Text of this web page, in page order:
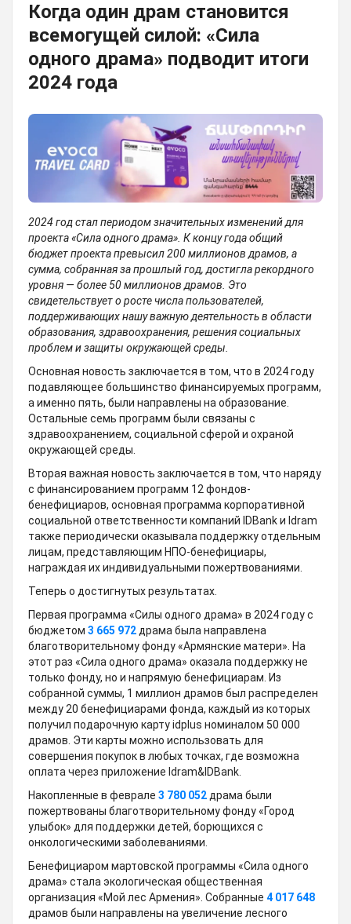
Когда один драм становится
всемогущей силой: «Сила
одного драма» подводит итоги
2024 года
2024 год стал периодом значительных изменений для
проекта «Сила одного драма». К концу года общий
бюджет проекта превысил 200 миллионов драмов, а
сумма, собранная за прошлый год, достигла рекордного
уровня — более 50 миллионов драмов. Это
свидетельствует о росте числа пользователей,
поддерживающих нашу важную деятельность в области
образования, здравоохранения, решения социальных
проблем и защиты окружающей среды.
Основная новость заключается в том, что в 2024 году
подавляющее большинство финансируемых программ,
а именно пять, были направлены на образование.
Остальные семь программ были связаны с
здравоохранением, социальной сферой и охраной
окружающей среды.
Вторая важная новость заключается в том, что наряду
с финансированием программ 12 фондов-
бенефициаров, основная программа корпоративной
социальной ответственности компаний IDBank и Idram
также периодически оказывала поддержку отдельным
лицам, представляющим НПО-бенефициары,
награждая их индивидуальными пожертвованиями.
Теперь о достигнутых результатах.
Первая программа «Силы одного драма» в 2024 году с
бюджетом 3 665 972 драма была направлена
благотворительному фонду «Армянские матери». На
этот раз «Сила одного драма» оказала поддержку не
только фонду, но и напрямую бенефициарам. Из
собранной суммы, 1 миллион драмов был распределен
между 20 бенефициарами фонда, каждый из которых
получил подарочную карту idplus номиналом 50 000
драмов. Эти карты можно использовать для
совершения покупок в любых точках, где возможна
оплата через приложение Idram&IDBank.
Накопленные в феврале 3 780 052 драма были
пожертвованы благотворительному фонду «Город
улыбок» для поддержки детей, борющихся с
онкологическими заболеваниями.
Бенефициаром мартовской программы «Сила одного
драма» стала экологическая общественная
организация «Мой лес Армения». Собранные 4 017 648
драмов были направлены на увеличение лесного